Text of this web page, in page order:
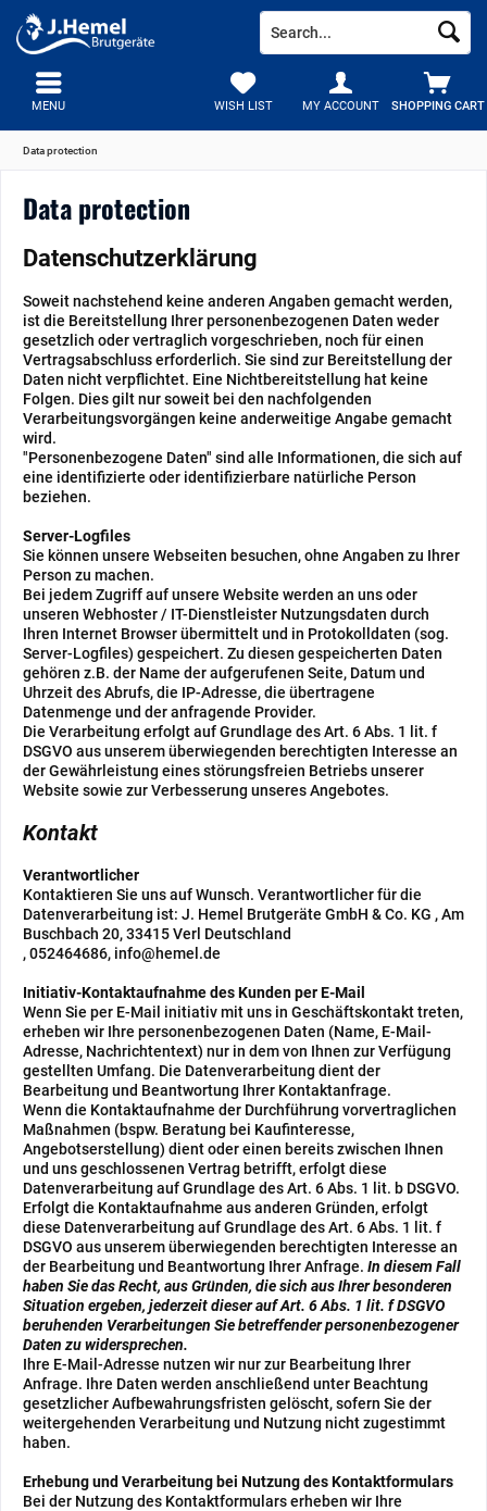
SHOPPING CART
WISH LIST MY ACCOUNT
MENU
Data protection
Data protection
Datenschutzerklärung
Soweit nachstehend keine anderen Angaben gemacht werden,
ist die Bereitstellung Ihrer personenbezogenen Daten weder
gesetzlich oder vertraglich vorgeschrieben, noch für einen
Vertragsabschluss erforderlich. Sie sind zur Bereitstellung der
Daten nicht verpflichtet. Eine Nichtbereitstellung hat keine
Folgen. Dies gilt nur soweit bei den nachfolgenden
Verarbeitungsvorgängen keine anderweitige Angabe gemacht
wird.
"Personenbezogene Daten" sind alle Informationen, die sich auf
eine identifizierte oder identifizierbare natürliche Person
beziehen.
Server-Logfiles
Sie können unsere Webseiten besuchen, ohne Angaben zu Ihrer
Person zu machen.
Bei jedem Zugriff auf unsere Website werden an uns oder
unseren Webhoster / IT-Dienstleister Nutzungsdaten durch
Ihren Internet Browser übermittelt und in Protokolldaten (sog.
Server-Logfiles) gespeichert. Zu diesen gespeicherten Daten
gehören z.B. der Name der aufgerufenen Seite, Datum und
Uhrzeit des Abrufs, die IP-Adresse, die übertragene
Datenmenge und der anfragende Provider.
Die Verarbeitung erfolgt auf Grundlage des Art. 6 Abs. 1 lit. f
DSGVO aus unserem überwiegenden berechtigten Interesse an
der Gewährleistung eines störungsfreien Betriebs unserer
Website sowie zur Verbesserung unseres Angebotes.
Kontakt
Verantwortlicher
Kontaktieren Sie uns auf Wunsch. Verantwortlicher für die
Datenverarbeitung ist: J. Hemel Brutgeräte GmbH & Co. KG ,Am
Buschbach 20,33415Verl Deutschland
,052464686, info@hemel.de
Initiativ-Kontaktaufnahme des Kunden per E-Mail
Wenn Sie per E-Mail initiativ mit uns in Geschäftskontakt treten,
erheben wir Ihre personenbezogenen Daten (Name, E-Mail-
Adresse, Nachrichtentext) nur in dem von Ihnen zur Verfügung
gestellten Umfang. Die Datenverarbeitung dient der
Bearbeitung und Beantwortung Ihrer Kontaktanfrage.
Wenn die Kontaktaufnahme der Durchführung vorvertraglichen
Maßnahmen (bspw. Beratung bei Kaufinteresse,
Angebotserstellung) dient oder einen bereits zwischen Ihnen
und uns geschlossenen Vertrag betrifft, erfolgt diese
Datenverarbeitung auf Grundlage des Art. 6 Abs. 1 lit. b DSGVO.
Erfolgt die Kontaktaufnahme aus anderen Gründen, erfolgt
diese Datenverarbeitung auf Grundlage des Art. 6 Abs. 1 lit. f
DSGVO aus unserem überwiegenden berechtigten Interesse an
der Bearbeitung und Beantwortung Ihrer Anfrage. In diesem Fall
haben Sie das Recht, aus Gründen, die sich aus Ihrer besonderen
Situation ergeben, jederzeit dieser auf Art. 6 Abs. 1 lit. f DSGVO
beruhenden Verarbeitungen Sie betreffender personenbezogener
Daten zu widersprechen.
Ihre E-Mail-Adresse nutzen wir nur zur Bearbeitung Ihrer
Anfrage. Ihre Daten werden anschließend unter Beachtung
gesetzlicher Aufbewahrungsfristen gelöscht, sofern Sie der
weitergehenden Verarbeitung und Nutzung nicht zugestimmt
haben.
Erhebung und Verarbeitung bei Nutzung des Kontaktformulars
Bei der Nutzung des Kontaktformulars erheben wir Ihre